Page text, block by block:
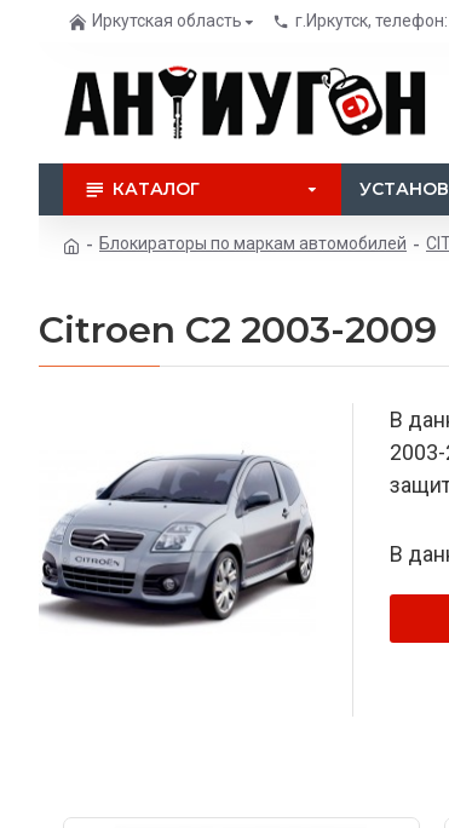
Иркутская область г.Иркутск,
КАТАЛОГ
Блокираторы по маркам автомобилей
Citroen C2 2003-2009
В
В